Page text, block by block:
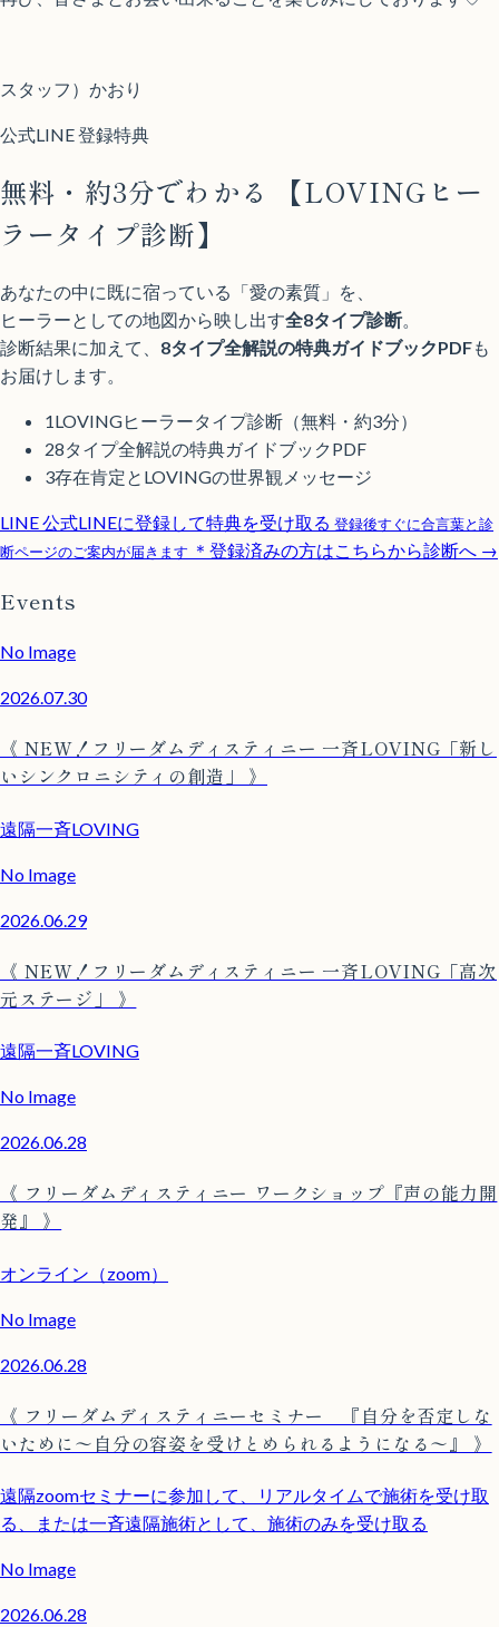
スタッフ）かおり
公式LINE 登録特典
無料・約3分でわかる
【LOVINGヒー
ラータイプ診断】
あなたの中に既に宿っている「愛の素質」を、
ヒーラーとしての地図から映し出す全8タイプ診断
診断結果に加えて、 8タイプ全解説の特典ガイドブックPDFも
お届けします。
1LOVINGヒーラータイプ診断（無料・約3分）
28タイプ全解説の特典ガイドブックPDF
3存在肯定とLOVINGの世界観メッセージ
LINE公式LINEに登録して特典を受け取る 登録後すぐに合言葉と診
断ページのご案内が届きます ＊登録済みの方はこちらから診断へ →
Events
No Image
2026.07.30
《 NEW！フリーダムディスティニー 一斉LOVING「新し
いシンクロニシティの創造」 》
遠隔一斉LOVING
No Image
2026.06.29
《 NEW！フリーダムディスティニー 一斉LOVING「高次
元ステージ」 》
遠隔一斉LOVING
No Image
2026.06.28
《 フリーダムディスティニー ワークショップ『声の能力開
発』 》
オンライン（zoom）
No Image
2026.06.28
《 フリーダムディスティニーセミナー 『自分を否定しな
いために〜自分の容姿を受けとめられるようになる〜』 》
遠隔zoomセミナーに参加して、リアルタイムで施術を受け取
る、または一斉遠隔施術として、施術のみを受け取る
No Image
2026.06.28